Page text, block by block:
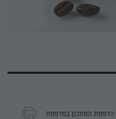
הדפסת המתכון במדפסת